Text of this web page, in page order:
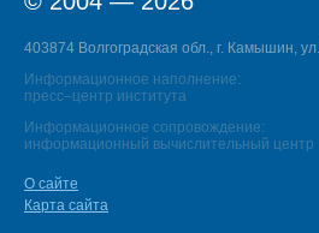
403874 Волгоградская обл., г. Камышин,
Информационное наполнение:
пресс–центр института
Информационное сопровождение:
информационный вычислительный центр
О сайте
Карта сайта